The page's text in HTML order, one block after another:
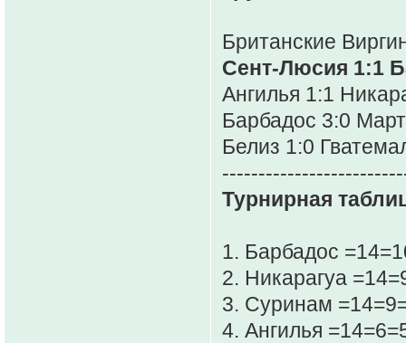
Британские
Сент-Люсия 1:1
Ангилья 1:1
Барбадос 3:0
Белиз 1:0
Турнирная
1. Барбадос
2. Никарагуа
3. Суринам
4. Ангилья